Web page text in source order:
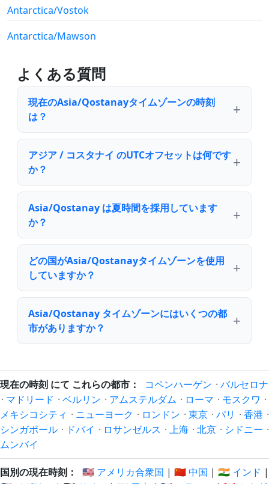
Antarctica/Vostok
Antarctica/Mawson
よくある質問
現在のAsia/Qostanayタイムゾーンの時刻
は？
アジア / コスタナイ のUTCオフセットは何です
か？
Asia/Qostanay は夏時間を採用しています
か？
どの国がAsia/Qostanayタイムゾーンを使用
していますか？
Asia/Qostanay タイムゾーンにはいくつの都
市がありますか？
現在の時刻 にて これらの都市： コペンハーゲン · バルセロナ
· マドリード · ベルリン · アムステルダム · ローマ · モスクワ ·
メキシコシティ · ニューヨーク · ロンドン · 東京 · パリ · 香港 ·
シンガポール · ドバイ · ロサンゼルス · 上海 · 北京 · シドニー ·
ムンバイ
国別の現在時刻： 🇺🇸 アメリカ合衆国 | 🇨🇳 中国 | 🇮🇳 インド |